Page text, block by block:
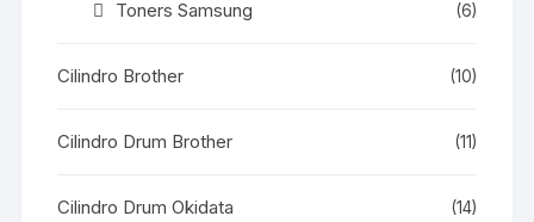
Toners Samsung (6)
Cilindro Brother (10)
Cilindro Drum Brother (11)
Cilindro Drum Okidata (14)